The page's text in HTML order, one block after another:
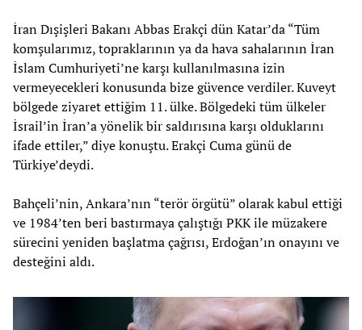
İran Dışişleri Bakanı Abbas Erakçi dün Katar’da “Tüm
komşularımız, topraklarının ya da hava sahalarının İran
İslam Cumhuriyeti’ne karşı kullanılmasına izin
vermeyecekleri konusunda bize güvence verdiler. Kuveyt
bölgede ziyaret ettiğim 11. ülke. Bölgedeki tüm ülkeler
İsrail’in İran’a yönelik bir saldırısına karşı olduklarını
ifade ettiler,” diye konuştu. Erakçi Cuma günü de
Türkiye’deydi.
Bahçeli’nin, Ankara’nın “terör örgütü” olarak kabul ettiği
ve 1984’ten beri bastırmaya çalıştığı PKK ile müzakere
sürecini yeniden başlatma çağrısı, Erdoğan’ın onayını ve
desteğini aldı.